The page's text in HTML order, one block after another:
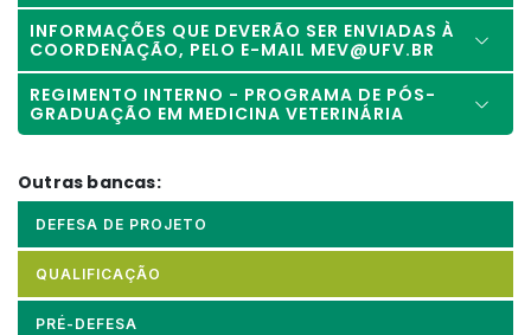
INFORMAÇÕES QUE DEVERÃO SER ENVIADAS À
COORDENAÇÃO, PELO E-MAIL MEV@UFV.BR
REGIMENTO INTERNO - PROGRAMA DE PÓS-
GRADUAÇÃO EM MEDICINA VETERINÁRIA
Outras bancas:
DEFESA DE PROJETO
QUALIFICAÇÃO
PRÉ-DEFESA